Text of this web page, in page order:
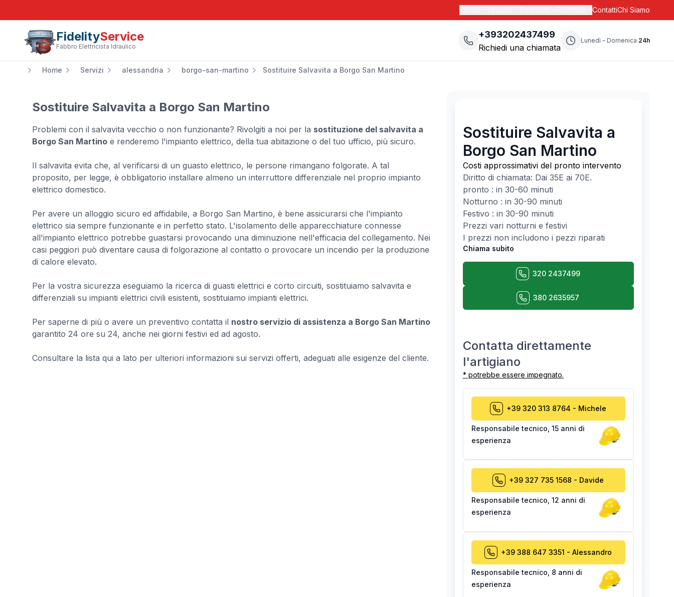
ContattiChi Siamo
FidelityService
Fabbro Elettricista Idraulico
+393202437499
Richiedi una chiamata
Lunedì – Domenica 24h
Home Servizi alessandria borgo-san-martino Sostituire Salvavita a Borgo San Martino
Sostituire Salvavita a Borgo San Martino
Problemi con il salvavita vecchio o non funzionante? Rivolgiti a noi per la sostituzione del salvavita a
Borgo San Martino e renderemo l'impianto elettrico, della tua abitazione o del tuo ufficio, più sicuro.
Il salvavita evita che, al verificarsi di un guasto elettrico, le persone rimangano folgorate. A tal
proposito, per legge, è obbligatorio installare almeno un interruttore differenziale nel proprio impianto
elettrico domestico.
Per avere un alloggio sicuro ed affidabile, a Borgo San Martino, è bene assicurarsi che l'impianto
elettrico sia sempre funzionante e in perfetto stato. L'isolamento delle apparecchiature connesse
all'impianto elettrico potrebbe guastarsi provocando una diminuzione nell'efficacia del collegamento. Nei
casi peggiori può diventare causa di folgorazione al contatto o provocare un incendio per la produzione
di calore elevato.
Per la vostra sicurezza eseguiamo la ricerca di guasti elettrici e corto circuiti, sostituiamo salvavita e
differenziali su impianti elettrici civili esistenti, sostituiamo impianti elettrici.
Per saperne di più o avere un preventivo contatta il nostro servizio di assistenza a Borgo San Martino
garantito 24 ore su 24, anche nei giorni festivi ed ad agosto.
Consultare la lista qui a lato per ulteriori informazioni sui servizi offerti, adeguati alle esigenze del cliente.
Sostituire Salvavita a
Borgo San Martino
Costi approssimativi del pronto intervento
Diritto di chiamata: Dai 35E ai 70E.
pronto : in 30-60 minuti
Notturno : in 30-90 minuti
Festivo : in 30-90 minuti
Prezzi vari notturni e festivi
I prezzi non includono i pezzi riparati
Chiama subito
320 2437499
380 2635957
Contatta direttamente
l'artigiano
* potrebbe essere impegnato.
+39 320 313 8764 - Michele
Responsabile tecnico 15 anni di
esperienza
+39 327 735 1568 - Davide
Responsabile tecnico 12 anni di
esperienza
+39 388 647 3351 - Alessandro
Responsabile tecnico 8 anni di
esperienza